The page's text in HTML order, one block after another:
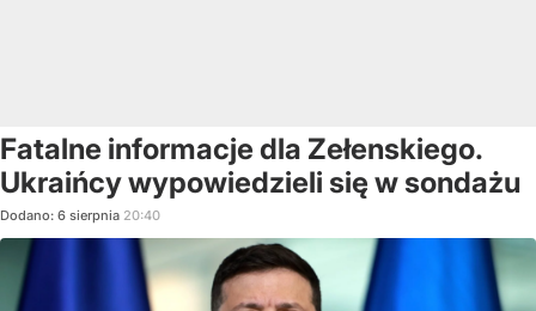
Fatalne informacje dla Zełenskiego.
Ukraińcy wypowiedzieli się w sondażu
Dodano: 6 sierpnia 20:40